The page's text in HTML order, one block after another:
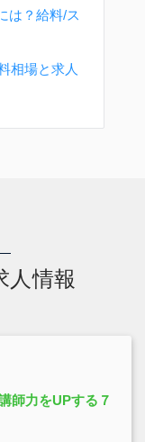
は？給料/ス
相場と求人
人情報
師力をUPする７